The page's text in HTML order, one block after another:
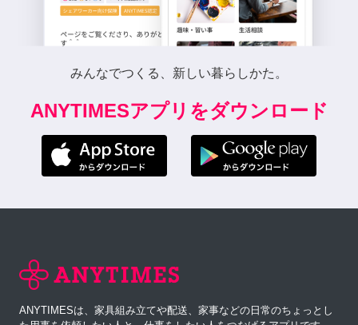
みんなでつくる、新しい暮らしかた。
ANYTIMESアプリをダウンロード
ANYTIMESは、家具組み立てや配送、家事などの日常のちょっとし